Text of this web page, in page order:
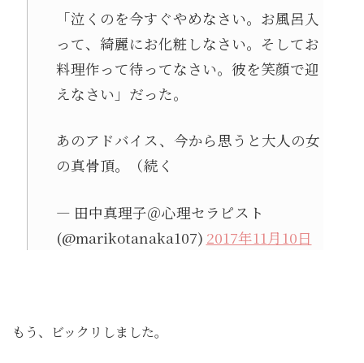
「泣くのを今すぐやめなさい。お風呂入
って、綺麗にお化粧しなさい。そしてお
料理作って待ってなさい。彼を笑顔で迎
えなさい」だった。
あのアドバイス、今から思うと大人の女
の真骨頂。（続く
— 田中真理子＠心理セラピスト
(@marikotanaka107) 2017年11月10日
もう、ビックリしました。